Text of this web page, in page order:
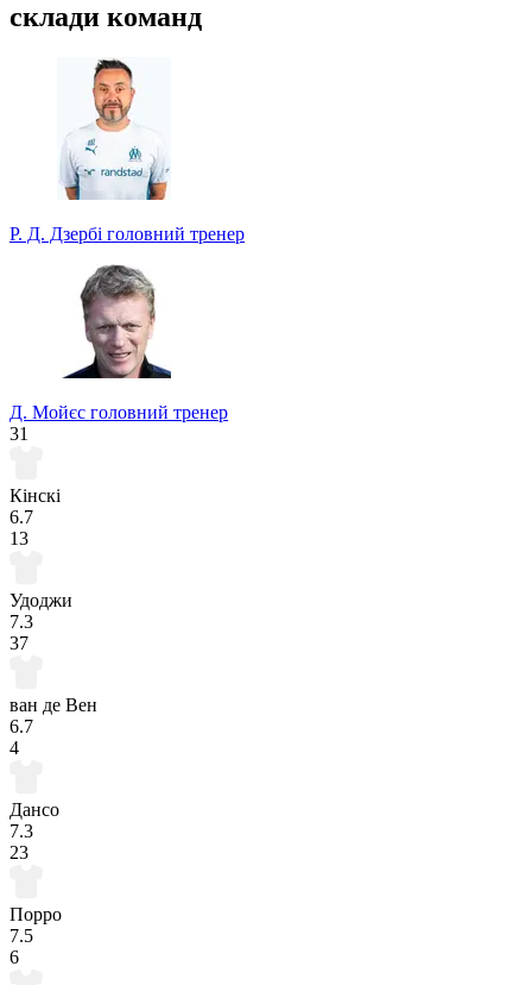
склади команд
Р. Д. Дзербі головний тренер
Д. Мойєс головний тренер
31
Кінскі
6.7
13
Удоджи
7.3
37
ван де Вен
6.7
4
Дансо
7.3
23
Порро
7.5
6